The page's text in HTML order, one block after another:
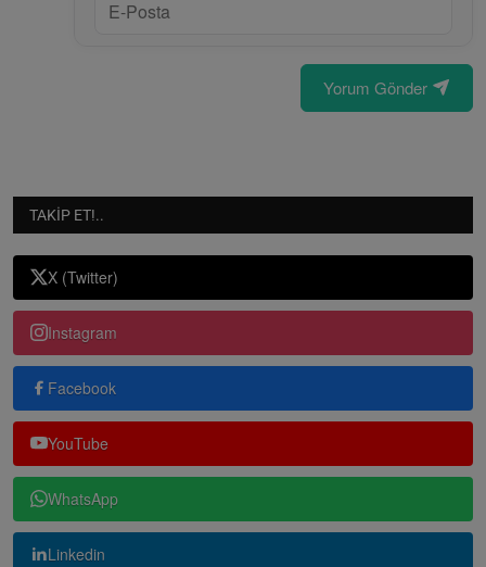
Yorum Gönder
TAKIP ET!..
X (Twitter)
Instagram
Facebook
YouTube
WhatsApp
Linkedin